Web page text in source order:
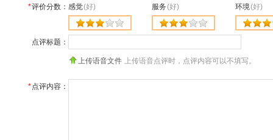
*评价分数： 感觉(好) 服务(好) 环境(好)
点评标题：
上传语音文件 上传语音点评时，点评内容可以不填写。
*点评内容：